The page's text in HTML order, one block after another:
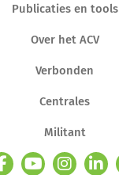
Publicaties en tools
Over het ACV
Verbonden
Centrales
Militant